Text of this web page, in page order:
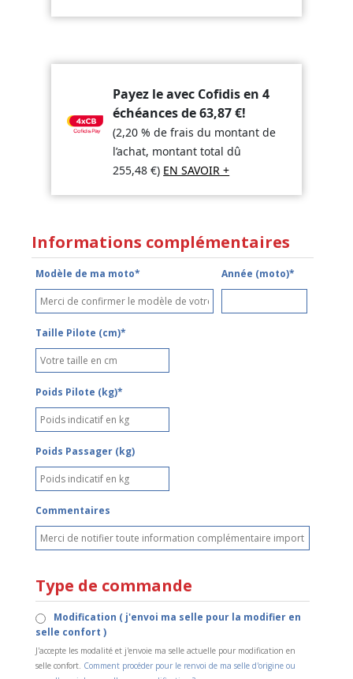
Payez le avec Cofidis en 4
échéances de63,87€!
(2,20 % de frais du montant de
l’achat, montant total dû
255,48€) EN SAVOIR +
Informations complémentaires
Modèle de ma moto* Année (moto)*
Taille Pilote (cm)*
Poids Pilote (kg)*
Poids Passager (kg)
Commentaires
Type de commande
Modification ( j'envoi ma selle pour la modifier en
selle confort )
J'accepte les modalité et j'envoie ma selle actuelle pour modification en
selle confort. Comment procéder pour le renvoi de ma selle d'origine ou